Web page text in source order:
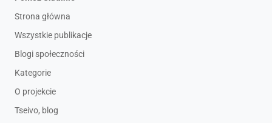
Strona główna
Wszystkie publikacje
Blogi społeczności
Kategorie
O projekcie
Tseivo, blog